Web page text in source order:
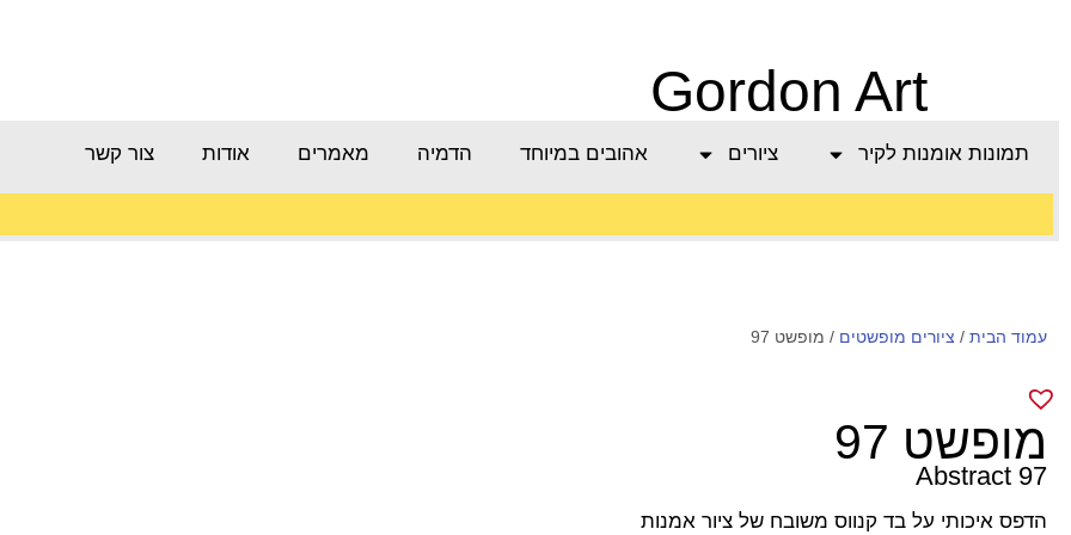
Gordon Art
תמונות אומנות לקיר ציורים אהובים במיוחד הדמיה מאמרים אודות צור קשר
מעל 800 ש"ח
עמוד הבית / ציורים מופשטים / מופשט 97
מופשט 97
Abstract 97
הדפס איכותי על בד קנווס משובח של ציור אמנות